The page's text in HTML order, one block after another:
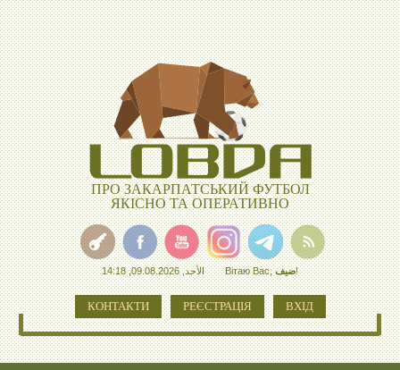
ПРО ЗАКАРПАТСЬКИЙ ФУТБОЛ
ЯКІСНО ТА ОПЕРАТИВНО
الأحد, 09.08.2026, 14:18 Вітаю Вас,ضيف!
КОНТАКТИ РЕЄСТРАЦІЯ ВХІД